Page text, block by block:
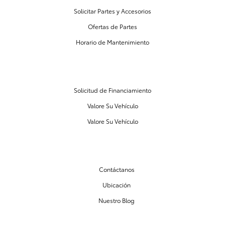
Solicitar Partes y Accesorios
Ofertas de Partes
Horario de Mantenimiento
Solicitud de Financiamiento
Valore Su Vehículo
Valore Su Vehículo
Contáctanos
Ubicación
Nuestro Blog